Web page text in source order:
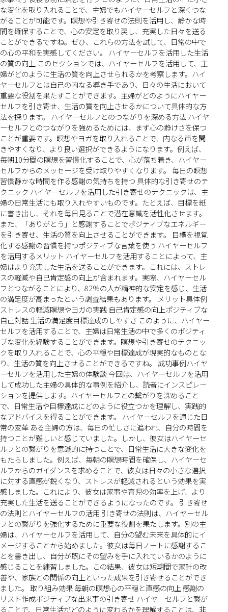
な変化を取り入れることで、主婦でもハイヤーセルフと深くつな
がることが可能です。瞑想や引き寄せの法則を活用し、静かな時
間を確保することで、心の安定を取り戻し、充実した日々を送る
ことができるですね。ぜひ、これらの方法を試して、日常の中で
の心の平和を実感してください。 ハイヤーセルフを活用した生活
の質の向上 このセクションでは、ハイヤーセルフを活用して、主
婦がどのように生活の質を向上させられるかを考察します。ハイ
ヤーセルフとは自己の内なる導き手であり、日々の生活において
重要な役割を果たすことができます。主婦がどのようにハイヤー
セルフを引き寄せ、生活の質を向上させるかについて具体的な方
法を探ります。 ハイヤーセルフとのつながりを深める方法 ハイヤ
ーセルフとのつながりを強めるためには、まず心の静けさを保つ
ことが重要です。瞑想やヨガを取り入れることで、内なる声を聞
きやすくなり、より良い選択ができるようになります。例えば、
毎朝10分間の瞑想を習慣化することで、心が落ち着き、ハイヤー
セルフからのメッセージを受け取りやすくなります。 毎日の瞑想
習慣静かな時間を作る感謝の気持ちを持つ 具体的な引き寄せのテ
クニック ハイヤーセルフを活用した引き寄せのテクニックは、主
婦の日常生活にも取り入れやすいものです。たとえば、目標を紙
に書き出し、それを毎日見ることで潜在意識を活性化させます。
また、「ありがとう」と感謝することでポジティブなエネルギー
を引き寄せ、生活の質を向上させることができます。 目標を視覚
化する感謝の習慣を持つポジティブな言葉を使う ハイヤーセルフ
を活用するメリット ハイヤーセルフを活用することによって、主
婦はより充実した生活を送ることができます。これには、ストレ
スの軽減や自己肯定感の向上が含まれます。実際、ハイヤーセル
フとつながることにより、82%の人が精神的な安定を感じ、生活
の満足度が高まったという調査結果もあります。 メリット具体例
ストレスの軽減瞑想やヨガの実践 自己肯定感の向上ポジティブな
自己対話 生活の満足度目標達成のしやすさ このように、ハイヤー
セルフを活用することで、主婦は日常生活の中で多くのポジティ
ブな変化を経験することができます。瞑想や引き寄せのテクニッ
クを取り入れることで、心の平穏や目標達成が現実的なものとな
り、生活の質を向上させることができるですね。 成功事例ハイヤ
ーセルフを活用した主婦の体験談 今回は、ハイヤーセルフを活用
して成功した主婦の具体的な事例を紹介し、読者にインスピレー
ションを提供します。ハイヤーセルフとの繋がりを深めること
で、日常生活や目標達成にどのように役立つかを理解し、実践的
なアドバイスを得ることができます。 ハイヤーセルフを通じた日
常の変革 ある主婦の方は、毎日の忙しさに追われ、自分の時間を
持つことが難しいと感じていました。しかし、彼女はハイヤーセ
ルフとの繋がりを意識的に持つことで、日常生活に大きな変化を
もたらしました。例えば、毎朝の瞑想時間を確保し、ハイヤーセ
ルフからのガイダンスを求めることで、彼女は日々の小さな選択
に対する直感が鋭くなり、ストレスが軽減されるという効果を実
感しました。これにより、彼女は家事や育児の効率を上げ、より
充実した生活を送ることができるようになったのです。 引き寄せ
の法則とハイヤーセルフの活用 引き寄せの法則は、ハイヤーセル
フとの繋がりを強化するために重要な役割を果たします。別の主
婦は、ハイヤーセルフを活用して、自分の望む未来を具体的にイ
メージすることから始めました。彼女は毎日ノートに感謝するこ
とを書き出し、自分が既にその望みを手に入れているかのように
感じることを練習しました。この結果、彼女は短期間で家計の改
善や、家族との関係の向上といった成果を引き寄せることができ
ました。 取り組み効果 毎朝の瞑想心の平穏と直感の向上 感謝の
リスト作成ポジティブな出来事の引き寄せ ハイヤーセルフと繋が
ることで、日常生活がどのように変わるかを理解することは、非